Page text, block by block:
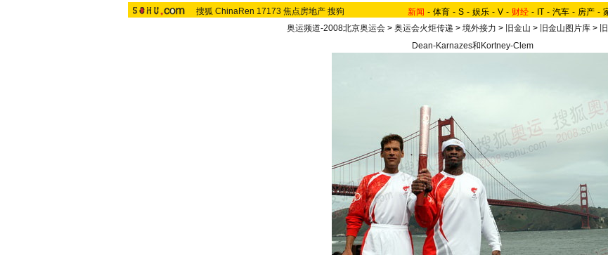
搜狐 ChinaRen 17173 焦点房地产 搜狗 新闻 - 体育 - S - 娱乐 - V - 财经 - IT - 汽车 - 房产 -
奥运频道-2008北京奥运会> 奥运会火炬传递 > 境外接力 > 旧金山 > 旧金山图片库>
Dean-Karnazes和Kortney-Clem